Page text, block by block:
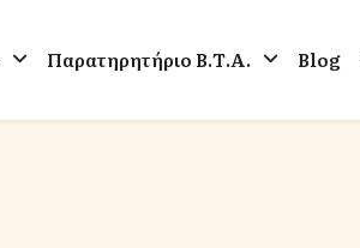
Παρατηρητήριο Β.Τ.Α. Blog